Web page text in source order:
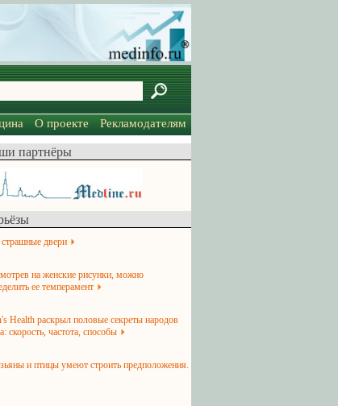
О проекте
Рекламодателям
партнёры
двери
на женские рисунки, можно
ее темперамент
Health раскрыл половые секреты народов
скорость, частота, способы
и птицы умеют строить предположения.